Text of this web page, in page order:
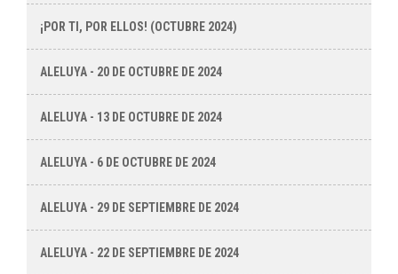
¡POR TI, POR ELLOS! (OCTUBRE 2024)
ALELUYA - 20 DE OCTUBRE DE 2024
ALELUYA - 13 DE OCTUBRE DE 2024
ALELUYA - 6 DE OCTUBRE DE 2024
ALELUYA - 29 DE SEPTIEMBRE DE 2024
ALELUYA - 22 DE SEPTIEMBRE DE 2024